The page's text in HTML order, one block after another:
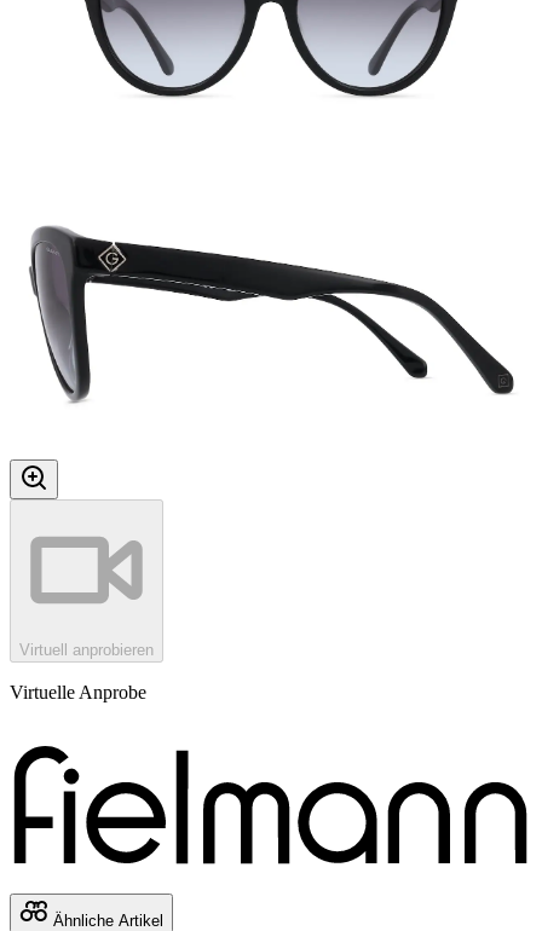
Virtuell anprobieren
Virtuelle Anprobe
Ähnliche Artikel